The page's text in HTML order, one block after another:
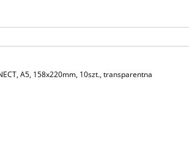
A5, 158x220mm, 10szt., transparentna